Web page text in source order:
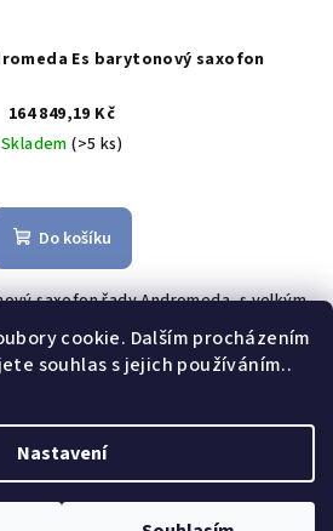
cookie. Dalším procházením
souhlas s jejich používáním..
Nastavení
Amati ABS 64 Andromeda Es barytonový saxofon
164 849,19 Kč
Skladem(>5 ks)
Do košíku
saxofon řady Andromeda, s velkým
ideální pro jazzové, funkové i
Výborný poměr ceny a kvality.
O
v
l
položek celkem
Kraslice